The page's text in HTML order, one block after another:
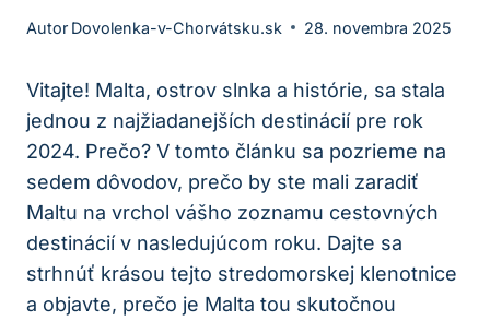
Autor Dovolenka-v-Chorvátsku.sk 28. novembra 2025
Vitajte! Malta, ostrov slnka a histórie, sa stala
jednou z najžiadanejších destinácií pre rok
2024. Prečo? V tomto článku sa pozrieme na
sedem dôvodov, prečo by ste mali zaradiť
Maltu na vrchol vášho zoznamu cestovných
destinácií v nasledujúcom roku. Dajte sa
strhnúť krásou tejto stredomorskej klenotnice
a objavte, prečo je Malta tou skutočnou